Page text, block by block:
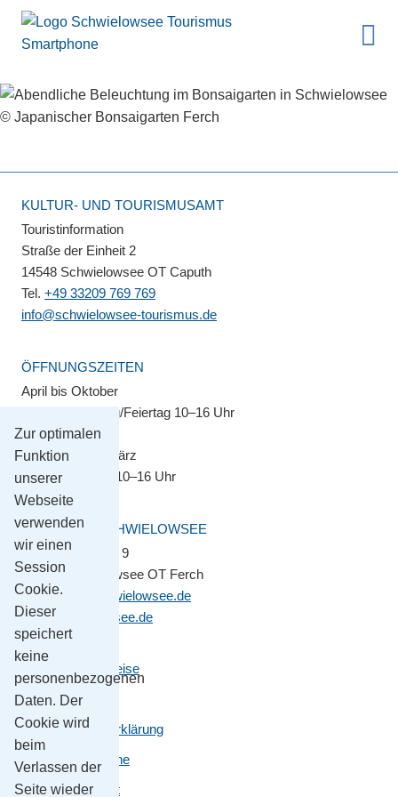
Zur optimalen
Funktion
unserer
Webseite
verwenden
wir einen
Session
Cookie.
Dieser
speichert
keine
personenbezogenen
Daten. Der
Cookie wird
beim
Verlassen der
Seite wieder
KULTUR- UND TOURISMUSAMT
Touristinformation
Straße der Einheit 2
14548 Schwielowsee OT Caputh
Tel. +49 33209 769 769
info@schwielowsee-tourismus.de
ÖFFNUNGSZEITEN
April bis Oktober
Montag–Sonntag/Feiertag 10–16 Uhr
November bis März
Montag–Freitag 10–16 Uhr
GEMEINDE SCHWIELOWSEE
Potsdamer Platz 9
14548 Schwielowsee OT Ferch
gemeinde@schwielowsee.de
www.schwielowsee.de
Kontakt & Anreise
Impressum
Datenschutzerklärung
Leichte Sprache
Barrierefreiheit